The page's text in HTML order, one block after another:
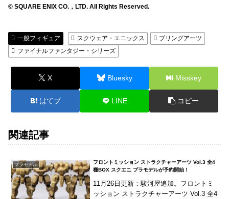
© SQUARE ENIX CO.，LTD. All Rights Reserved.
一般フィギュア スクウェア・エニックス
ブリングアーツ
ファイナルファンタジー・シリーズ
X Bluesky Misskey
はてブ LINE コピー
関連記事
プラモデル
フロントミッション ストラクチャーアーツ Vol.3 全4
種BOX スクエニ プラモデルが予約開始！
11月26日更新：駿河屋追加。フロントミ
ッション ストラクチャーアーツ Vol.3 全4